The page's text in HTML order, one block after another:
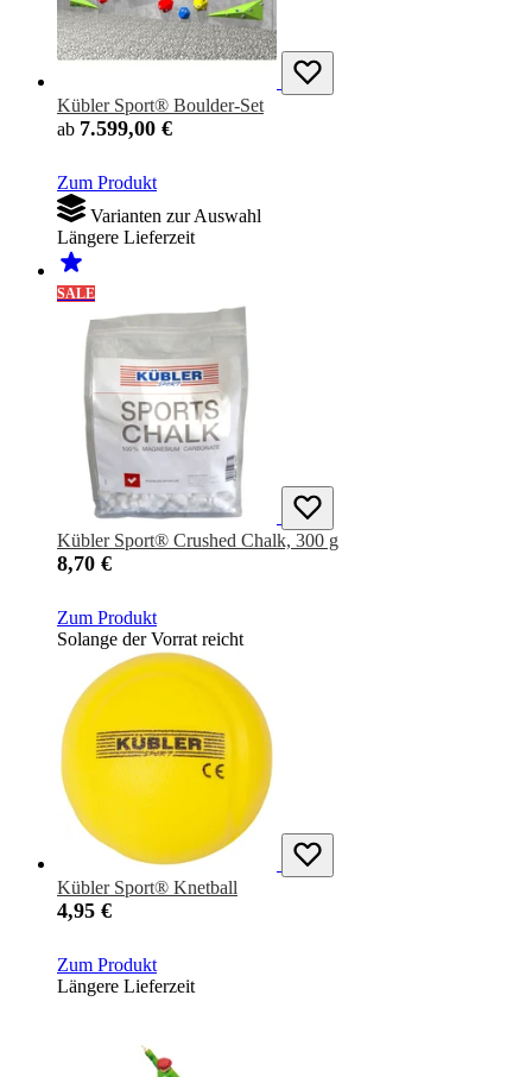
Kübler Sport® Boulder-Set
ab 7.599,00 €
Zum Produkt
Varianten zur Auswahl
Längere Lieferzeit
SALE
Kübler Sport® Crushed Chalk, 300 g
8,70 €
Zum Produkt
Solange der Vorrat reicht
Kübler Sport® Knetball
4,95 €
Zum Produkt
Längere Lieferzeit